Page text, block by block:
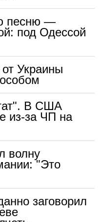
песню —
под Одессой
Украины
В США
из-за ЧП на
волну
"Это
заговорил